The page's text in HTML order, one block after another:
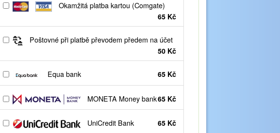
Okamžitá platba kartou (Comgate)
65 Kč
Poštovné při platbě převodem předem na účet
50 Kč
Equa bank 65 Kč
MONETA Money bank65 Kč
UniCredit Bank 65 Kč